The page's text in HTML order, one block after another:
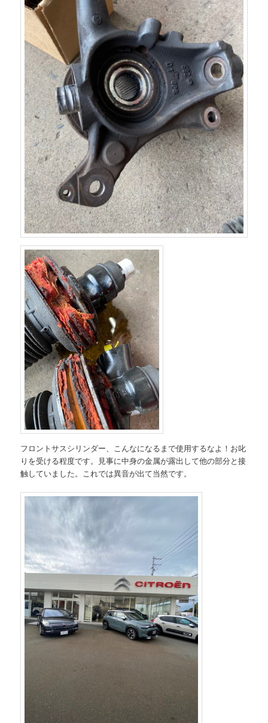
フロントサスシリンダー、こんなになるまで使用するなよ！お叱
りを受ける程度です。見事に中身の金属が露出して他の部分と接
触していました。これでは異音が出て当然です。